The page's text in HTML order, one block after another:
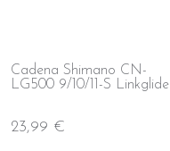
Cadena Shimano CN-
LG500 9/10/11-S Linkglide
23,99 €